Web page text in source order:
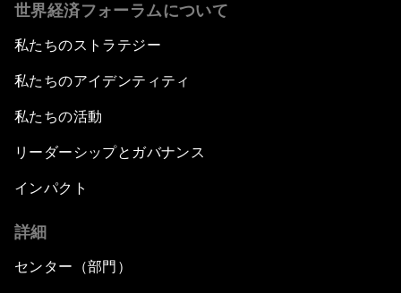
世界経済フォーラムについて
私たちのストラテジー
私たちのアイデンティティ
私たちの活動
リーダーシップとガバナンス
インパクト
詳細
センター（部門）